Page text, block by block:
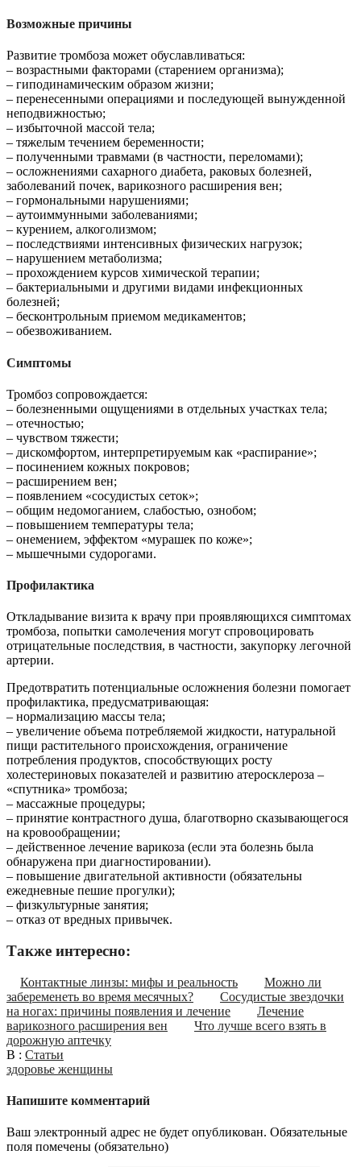
Возможные причины
Развитие тромбоза может обуславливаться:
– возрастными факторами (старением организма);
– гиподинамическим образом жизни;
– перенесенными операциями и последующей вынужденной
неподвижностью;
– избыточной массой тела;
– тяжелым течением беременности;
– полученными травмами (в частности, переломами);
– осложнениями сахарного диабета, раковых болезней,
заболеваний почек, варикозного расширения вен;
– гормональными нарушениями;
– аутоиммунными заболеваниями;
– курением, алкоголизмом;
– последствиями интенсивных физических нагрузок;
– нарушением метаболизма;
– прохождением курсов химической терапии;
– бактериальными и другими видами инфекционных
болезней;
– бесконтрольным приемом медикаментов;
– обезвоживанием.
Симптомы
Тромбоз сопровождается:
– болезненными ощущениями в отдельных участках тела;
– отечностью;
– чувством тяжести;
– дискомфортом, интерпретируемым как «распирание»;
– посинением кожных покровов;
– расширением вен;
– появлением «сосудистых сеток»;
– общим недомоганием, слабостью, ознобом;
– повышением температуры тела;
– онемением, эффектом «мурашек по коже»;
– мышечными судорогами.
Профилактика
Откладывание визита к врачу при проявляющихся симптомах
тромбоза, попытки самолечения могут спровоцировать
отрицательные последствия, в частности, закупорку легочной
артерии.
Предотвратить потенциальные осложнения болезни помогает
профилактика, предусматривающая:
– нормализацию массы тела;
– увеличение объема потребляемой жидкости, натуральной
пищи растительного происхождения, ограничение
потребления продуктов, способствующих росту
холестериновых показателей и развитию атеросклероза –
«спутника» тромбоза;
– массажные процедуры;
– принятие контрастного душа, благотворно сказывающегося
на кровообращении;
– действенное лечение варикоза (если эта болезнь была
обнаружена при диагностировании).
– повышение двигательной активности (обязательны
ежедневные пешие прогулки);
– физкультурные занятия;
– отказ от вредных привычек.
Также интересно:
Контактные линзы: мифы и реальность
Можно ли
забеременеть во время месячных?
Сосудистые звездочки
на ногах: причины появления и лечение
Лечение
варикозного расширения вен
Что лучше всего взять в
дорожную аптечку
В : Статьи
здоровье женщины
Напишите комментарий
Ваш электронный адрес не будет опубликован. Обязательные
поля помечены (обязательно)